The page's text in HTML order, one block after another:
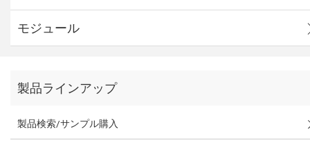
モジュール
製品ラインアップ
製品検索/サンプル購入